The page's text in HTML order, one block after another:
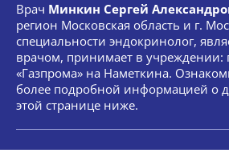
Врач Минкин Сергей
регион Московская область и г.
специальности эндокринолог,
врачом, принимает в учреждении:
«Газпрома» на Наметкина.
более подробной информацией о
этой странице ниже.